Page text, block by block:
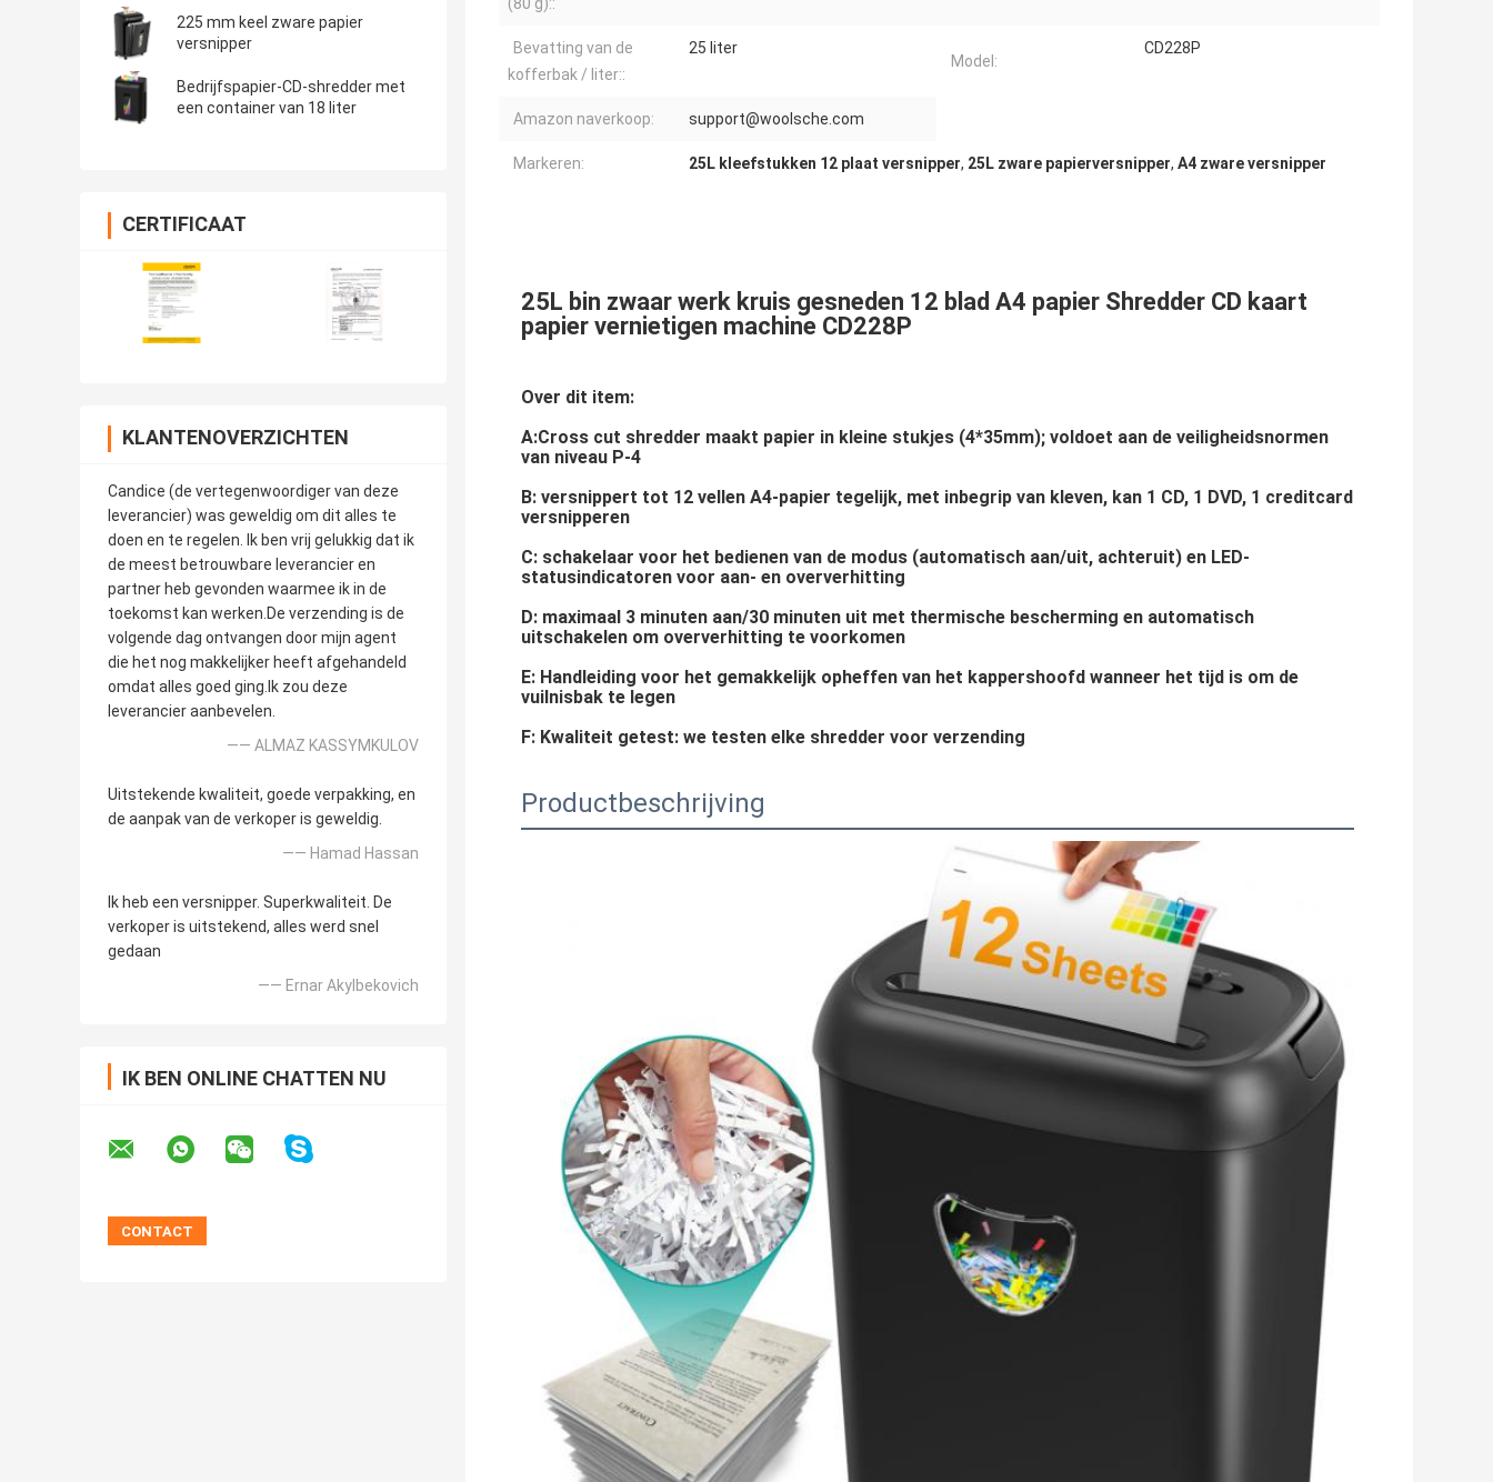
225 mm keel zware papier
versnipper
Bedrijfspapier-CD-shredder met
een container van 18 liter
CERTIFICAAT
KLANTENOVERZICHTEN
Candice (de vertegenwoordiger van deze
leverancier) was geweldig om dit alles te
doen en te regelen. Ik ben vrij gelukkig dat ik
de meest betrouwbare leverancier en
partner heb gevonden waarmee ik in de
toekomst kan werken.De verzending is de
volgende dag ontvangen door mijn agent
die het nog makkelijker heeft afgehandeld
omdat alles goed ging.Ik zou deze
leverancier aanbevelen.
—— ALMAZ KASSYMKULOV
Uitstekende kwaliteit, goede verpakking, en
de aanpak van de verkoper is geweldig.
—— Hamad Hassan
Ik heb een versnipper. Superkwaliteit. De
verkoper is uitstekend, alles werd snel
gedaan
—— Ernar Akylbekovich
IK BEN ONLINE CHATTEN NU
(80 g)::
Bevatting van de
kofferbak / liter::
25 liter
Model:
CD228P
Amazon naverkoop: support@woolsche.com
Markeren: 25L kleefstukken 12 plaat versnipper, 25L zware papierversnipper, A4 zware versnipper
25L bin zwaar werk kruis gesneden 12 blad A4 papier Shredder CD kaart
papier vernietigen machine CD228P
Over dit item:
A:Cross cut shredder maakt papier in kleine stukjes (4*35mm); voldoet aan de veiligheidsnormen
van niveau P-4
B: versnippert tot 12 vellen A4-papier tegelijk, met inbegrip van kleven, kan 1 CD, 1 DVD, 1 creditcard
versnipperen
C: schakelaar voor het bedienen van de modus (automatisch aan/uit, achteruit) en LED-
statusindicatoren voor aan- en oververhitting
D: maximaal 3 minuten aan/30 minuten uit met thermische bescherming en automatisch
uitschakelen om oververhitting te voorkomen
E: Handleiding voor het gemakkelijk opheffen van het kappershoofd wanneer het tijd is om de
vuilnisbak te legen
F: Kwaliteit getest: we testen elke shredder voor verzending
Productbeschrijving